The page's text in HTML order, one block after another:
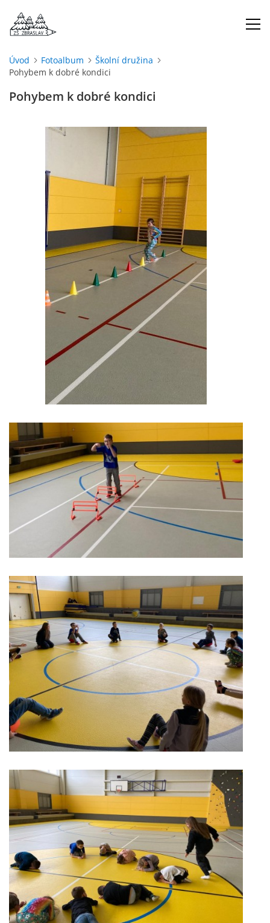
ÚVOD
DOKUMENTY
ŠKOLSKÁ RADA
PROJEKTY
ENVIRONMENTÁLNÍ VÝCHOVA
ŠKOLNÍ DRUŽINA
ŠKOLNÍ JÍDELNA
ARCHIV
KROUŽKY
NAŠE ÚSPĚCHY
PŘEDŠKOLÁCI
JAK MOTIVOVAT DÍTĚ KE ČTENÍ
REZERVAČNÍ SYSTÉM SPORTOVNÍ HALY
ŠKOLNÍ PORADENSKÉ PRACOVIŠTĚ
NEPOTŘEBNÝ MAJETEK
NAUČNÁ STEZKA ZBRASLAV
VOLNÁ PRACOVNÍ MÍSTA
ARBORETUM ŠKOLY
Úvod Fotoalbum
Školní družina
Pohybem k dobré kondici
Pohybem k dobré kondici